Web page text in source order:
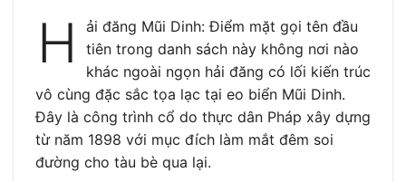
H
ải đăng Mũi Dinh: Điểm mặt gọi tên đầu
tiên trong danh sách này không nơi nào
khác ngoài ngọn hải đăng có lối kiến trúc
vô cùng đặc sắc tọa lạc tại eo biển Mũi Dinh.
Đây là công trình cổ do thực dân Pháp xây dựng
từ năm 1898 với mục đích làm mắt đêm soi
đường cho tàu bè qua lại.